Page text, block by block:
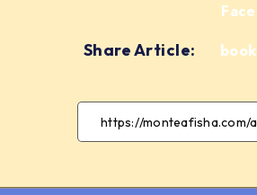
Share Article:
Face
book